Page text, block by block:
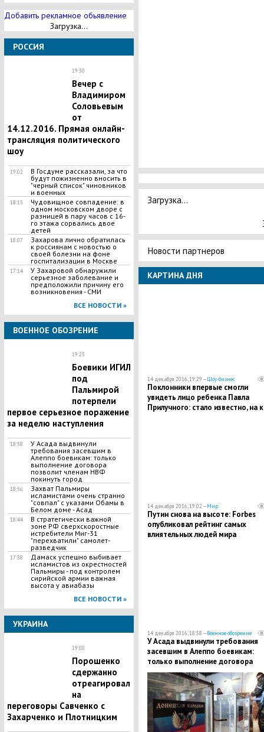
Добавить рекламное обьявление
Загрузка...
РОССИЯ
19:30
Вечер с
Владимиром
Соловьевым
от
14.12.2016. Прямая онлайн-
трансляция политического
шоу
19:02
В Госдуме рассказали, за что
будут пожизненно вносить в
"черный список" чиновников
и военных
18:15
Чудовищное совпадение: в
одном московском дворе с
разницей в пару часов с 16-
го этажа сорвались двое
детей
18:07
Захарова лично обратилась
к россиянам с новостью о
своей болезни на фоне
госпитализации в Москве
17:14
У Захаровой обнаружили
серьезное заболевание и
предположили причину его
возникновения - СМИ
ВСЕ НОВОСТИ »
ВОЕННОЕ ОБОЗРЕНИЕ
19:25
Боевики ИГИЛ
под
Пальмирой
потерпели
первое серьезное поражение
за неделю наступления
18:58
У Асада выдвинули
требования засевшим в
Алеппо боевикам: только
выполнение договора
позволит членам НВФ
покинуть город
18:56
Захват Пальмиры
исламистами очень странно
"совпал" с указами Обамы в
Белом доме - Асад
18:44
В стратегически важной
зоне РФ сверхскоростные
истребители Миг-31
"перехватили" самолет-
разведчик
17:38
Дамаск успешно выбивает
исламистов из окрестностей
Пальмиры - под контролем
сирийской армии важная
высота у авиабазы
ВСЕ НОВОСТИ »
УКРАИНА
19:00
Порошенко
сдержанно
отреагировал
на
переговоры Савченко с
Захарченко и Плотницким
Загрузка...
Новости партнеров
КАРТИНА ДНЯ
14 декабря 2016, 19:29 —Шоу-бизнес
Поклонники впервые смогли
увидеть лицо ребенка Павла
Прилучного: стало известно, на
14 декабря 2016, 19:02 —Мир
Путин снова на высоте: Forbes
опубликовал рейтинг самых
влиятельных людей мира
14 декабря 2016, 18:58 —Военное обозрение
У Асада выдвинули требования
засевшим в Алеппо боевикам:
только выполнение договора
позволит членам НВФ покинуть
город